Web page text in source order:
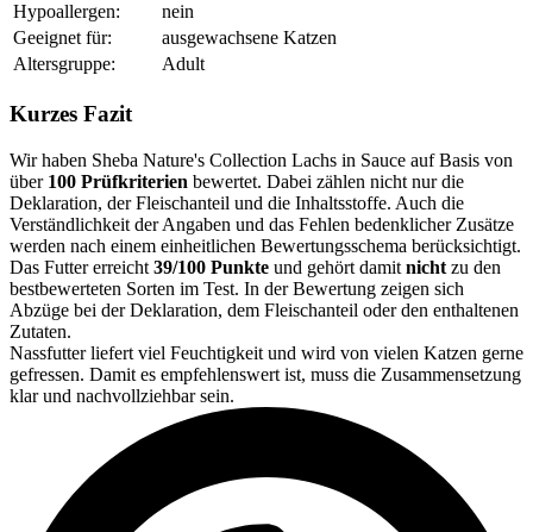
Hypoallergen:
nein
Geeignet für:
ausgewachsene Katzen
Altersgruppe:
Adult
Kurzes Fazit
Wir haben Sheba Nature's Collection Lachs in Sauce auf Basis von
über 100 Prüfkriterien bewertet. Dabei zählen nicht nur die
Deklaration, der Fleischanteil und die Inhaltsstoffe. Auch die
Verständlichkeit der Angaben und das Fehlen bedenklicher Zusätze
werden nach einem einheitlichen Bewertungsschema berücksichtigt.
Das Futter erreicht 39/100 Punkte und gehört damit nicht zu den
bestbewerteten Sorten im Test. In der Bewertung zeigen sich
Abzüge bei der Deklaration, dem Fleischanteil oder den enthaltenen
Zutaten.
Nassfutter liefert viel Feuchtigkeit und wird von vielen Katzen gerne
gefressen. Damit es empfehlenswert ist, muss die Zusammensetzung
klar und nachvollziehbar sein.